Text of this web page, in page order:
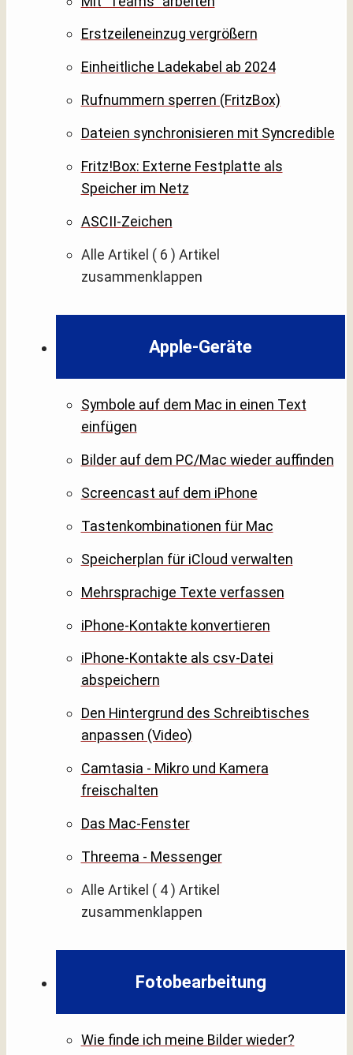
Erstzeileneinzug vergrößern
Einheitliche Ladekabel ab 2024
Rufnummern sperren (FritzBox)
Dateien synchronisieren mit Syncredible
Fritz!Box: Externe Festplatte als
Speicher im Netz
ASCII-Zeichen
Alle Artikel ( 6 ) Artikel
zusammenklappen
Apple-Geräte
Symbole auf dem Mac in einen Text
einfügen
Bilder auf dem PC/Mac wieder auffinden
Screencast auf dem iPhone
Tastenkombinationen für Mac
Speicherplan für iCloud verwalten
Mehrsprachige Texte verfassen
iPhone-Kontakte konvertieren
iPhone-Kontakte als csv-Datei
abspeichern
Den Hintergrund des Schreibtisches
anpassen (Video)
Camtasia - Mikro und Kamera
freischalten
Das Mac-Fenster
Threema - Messenger
Alle Artikel ( 4 ) Artikel
zusammenklappen
Fotobearbeitung
Wie finde ich meine Bilder wieder?